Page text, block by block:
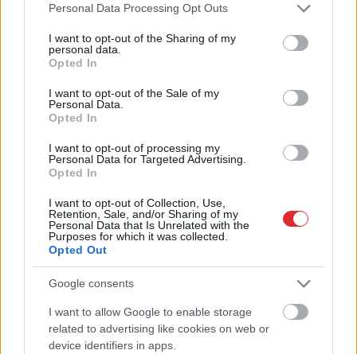
Please note that this website/app uses one or more Google
not limited to your visit or usage behaviour. You may click to
grant or deny consent to Google and its third-party tags to
use your data for below specified purposes in below Google
consent section.
Personal Data Processing Opt Outs
I want to opt-out of the Sharing of my
personal data.
Opted In
I want to opt-out of the Sale of my
Personal Data.
Opted In
I want to opt-out of processing my
Personal Data for Targeted Advertising.
Opted In
I want to opt-out of Collection, Use,
Retention, Sale, and/or Sharing of my
Personal Data that Is Unrelated with the
Purposes for which it was collected.
Opted Out
Google consents
I want to allow Google to enable storage
related to advertising like cookies on web or
device identifiers in apps.
Vai darbs no 9.00 līdz 17.00
jūs tracina? Numerologi
izceļ četrus dzimšanas
datumus, kuru
īpašniekiem brīvība ir īpaši
svarīga
Atcelt Ziņot